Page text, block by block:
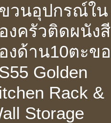
วนอุปกรณ์ใน
งครัวติดผนังสี
งด้าน10ตะขอ
Golden
Rack &
Storage